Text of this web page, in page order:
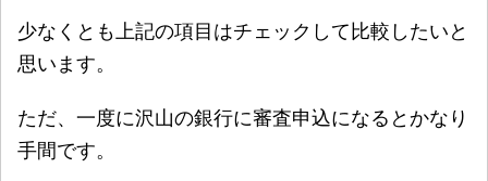
少なくとも上記の項目はチェックして比較したいと
思います。
ただ、一度に沢山の銀行に審査申込になるとかなり
手間です。